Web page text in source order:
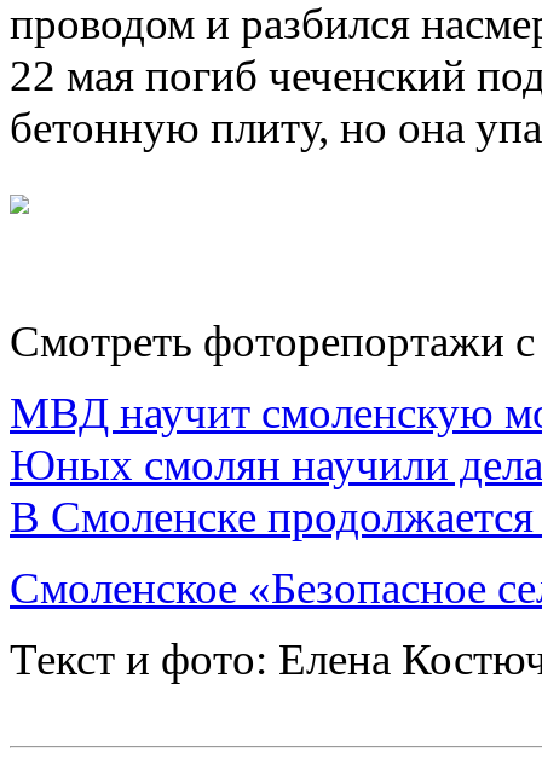
проводом и разбился
22 мая погиб чеченский
бетонную плиту, но она
Смотреть фоторепортажи
МВД научит смоленскую
Юных смолян научили
В Смоленске
Смоленское «Безопасное
Текст и фото: Елена